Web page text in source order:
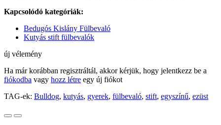
Kapcsolódó kategóriák:
Bedugós Kislány Fülbevaló
Kutyás stift fülbevalók
új vélemény
Ha már korábban regisztráltál, akkor kérjük, hogy jelentkezz be a
fiókodba vagy hozz létre egy új fiókot
TAG-ek: Bulldog, kutyás, gyerek, fülbevaló, stift, egyszínű, ezüst